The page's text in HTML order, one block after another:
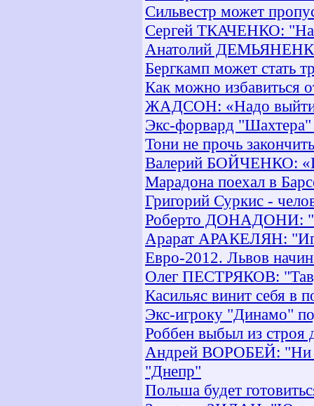
Сильвестр может
Сергей ТКАЧЕНКО: "На
Анатолий
Бергкамп может стать
Как можно избавиться
ЖАДСОН: «Надо
Экс-форвард
Тони не прочь
Валерий БОЙЧЕНКО:
Марадона поехал в
Григорий Суркис -
Роберто ДОНАДОНИ:
Арарат АРАКЕЛЯН:
Евро-2012. Львов
Олег ПЕСТРЯКОВ:
Касильяс винит себя в
Экс-игроку "Динамо"
Роббен выбыл из строя
Андрей ВОРОБЕЙ: "Ни
"Днепр"
Польша будет